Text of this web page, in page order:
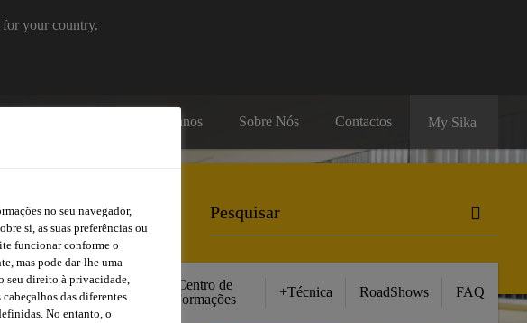
for your country.
Recursos Humanos Sobre Nós Contactos My Sika
Obras de
Referência
Centro de
Formações
+Técnica RoadShows FAQ
no seu navegador,
si, as suas preferências ou
funcionar conforme o
mas pode dar-lhe uma
seu direito à privacidade,
das diferentes
No entanto, o